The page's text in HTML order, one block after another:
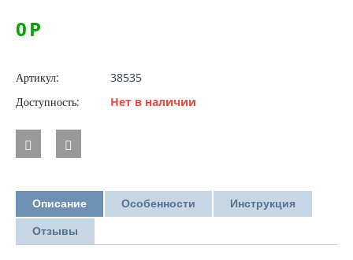
0Р
Артикул:
38535
Доступность:
Нет в наличии
Описание Особенности Инструкция
Отзывы